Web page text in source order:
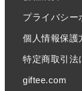
プライバシー
個人情報保護
特定商取引法
giftee.com